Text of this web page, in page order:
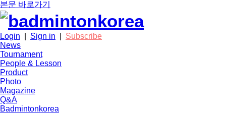
본문 바로가기
Login Sign in
Subscribe
News
Tournament
People & Lesson
Product
Photo
Magazine
Q&A
Badmintonkorea